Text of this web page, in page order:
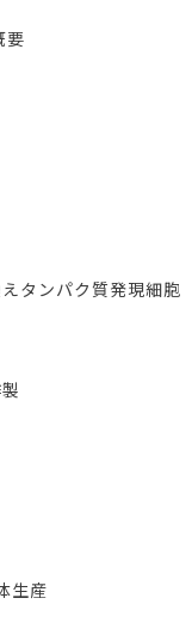
要
タンパク質発現細胞
生産